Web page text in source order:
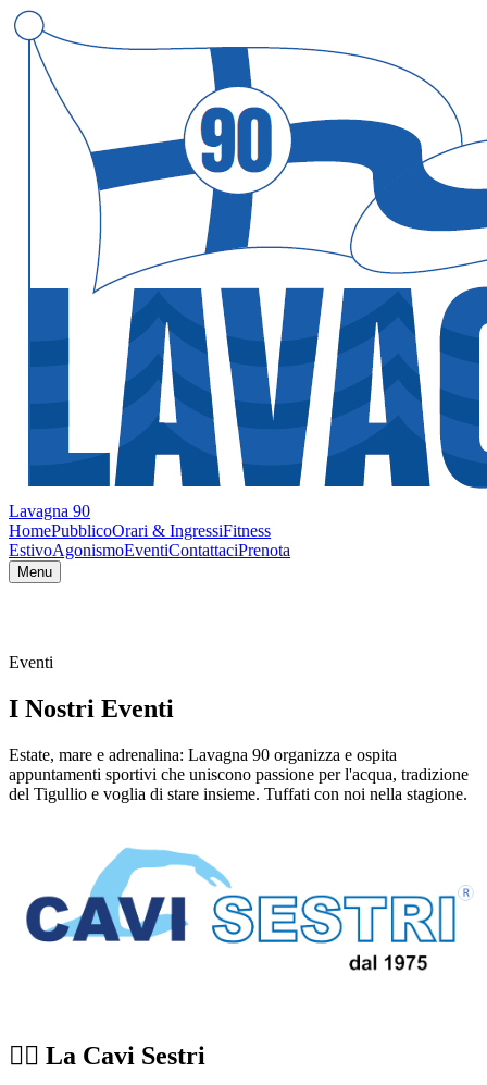
Lavagna 90
HomePubblicoOrari & IngressiFitness
EstivoAgonismoEventiContattaciPrenota
Menu
Eventi
I Nostri Eventi
Estate, mare e adrenalina: Lavagna 90 organizza e ospita
appuntamenti sportivi che uniscono passione per l'acqua, tradizione
del Tigullio e voglia di stare insieme. Tuffati con noi nella stagione.
🏊‍♂️ La Cavi Sestri